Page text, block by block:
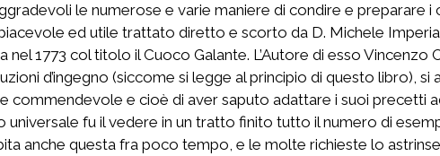
le numerose e varie maniere di condire e
ed utile trattato diretto e scorto da D. Michele
1773 col titolo il Cuoco Galante. L’Autore di esso
d’ingegno (siccome si legge al principio di questo libro),
commendevole e cioè di aver saputo adattare i suoi precetti
universale fu il vedere in un tratto finito tutto il numero di
anche questa fra poco tempo, e le molte richieste lo